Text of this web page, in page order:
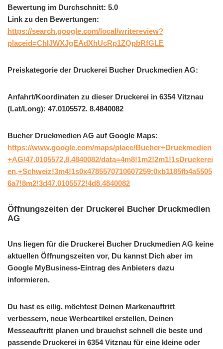
Bewertung im Durchschnitt: 5.0
Link zu den Bewertungen:
https://search.google.com/local/writereview?
placeid=ChIJWXJgEAdXhUcRp1ZQpbRfGLE
Preiskategorie der Druckerei Bucher Druckmedien AG:
Anfahrt/Koordinaten zu dieser Druckerei in 6354 Vitznau
(Lat/Long): 47.0105572. 8.4840082
Bucher Druckmedien AG auf Google Maps:
https://www.google.com/maps/place/Bucher+Druckmedien
+AG/47.0105572,8.4840082/data=4m8!1m2!2m1!1sDruckerei
en,+Schweiz!3m4!1s0x4785570710607259:0xb1185fb4a5505
6a7!8m2!3d47.0105572!4d8.4840082
Öffnungszeiten der Druckerei Bucher Druckmedien
AG
Uns liegen für die Druckerei Bucher Druckmedien AG keine
aktuellen Öffnungszeiten vor, Du kannst Dich aber im
Google MyBusiness-Eintrag des Anbieters dazu
informieren.
Du hast es eilig, möchtest Deinen Markenauftritt
verbessern, neue Werbeartikel erstellen, Deinen
Messeauftritt planen und brauchst schnell die beste und
passende Druckerei in 6354 Vitznau für eine kleine oder